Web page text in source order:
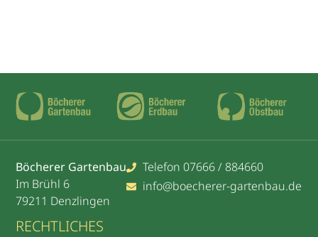
Böcherer Gartenbau
Im Brühl 6
79211 Denzlingen
Telefon 07666 / 884660
info@boecherer-gartenbau.de
RECHTLICHES